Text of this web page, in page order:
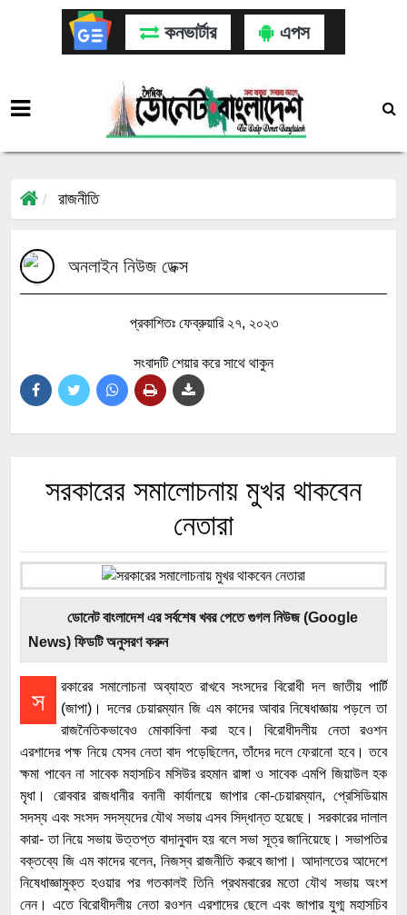
কনভার্টার এপস
রাজনীতি
অনলাইন নিউজ ডেক্স
প্রকাশিতঃ ফেব্রুয়ারি ২৭, ২০২৩
সংবাদটি শেয়ার করে সাথে থাকুন
সরকারের সমালোচনায় মুখর থাকবেন
নেতারা
ডোনেট বাংলাদেশ এর সর্বশেষ খবর পেতে গুগল নিউজ (Google
News) ফিডটি অনুসরণ করুন
স
রকারের সমালোচনা অব্যাহত রাখবে সংসদের বিরোধী দল জাতীয় পার্টি
(জাপা)। দলের চেয়ারম্যান জি এম কাদের আবার নিষেধাজ্ঞায় পড়লে তা
রাজনৈতিকভাবেও মোকাবিলা করা হবে। বিরোধীদলীয় নেতা রওশন
এরশাদের পক্ষ নিয়ে যেসব নেতা বাদ পড়েছিলেন, তাঁদের দলে ফেরানো হবে। তবে
ক্ষমা পাবেন না সাবেক মহাসচিব মসিউর রহমান রাঙ্গা ও সাবেক এমপি জিয়াউল হক
মৃধা। রোববার রাজধানীর বনানী কার্যালয়ে জাপার কো-চেয়ারম্যান, প্রেসিডিয়াম
সদস্য এবং সংসদ সদস্যদের যৌথ সভায় এসব সিদ্ধান্ত হয়েছে। সরকারের দালাল
কারা- তা নিয়ে সভায় উত্তপ্ত বাদানুবাদ হয় বলে সভা সূত্র জানিয়েছে। সভাপতির
বক্তব্যে জি এম কাদের বলেন, নিজস্ব রাজনীতি করবে জাপা। আদালতের আদেশে
নিষেধাজ্ঞামুক্ত হওয়ার পর গতকালই তিনি প্রথমবারের মতো যৌথ সভায় অংশ
নেন। এতে বিরোধীদলীয় নেতা রওশন এরশাদের ছেলে এবং জাপার যুগ্ম মহাসচিব